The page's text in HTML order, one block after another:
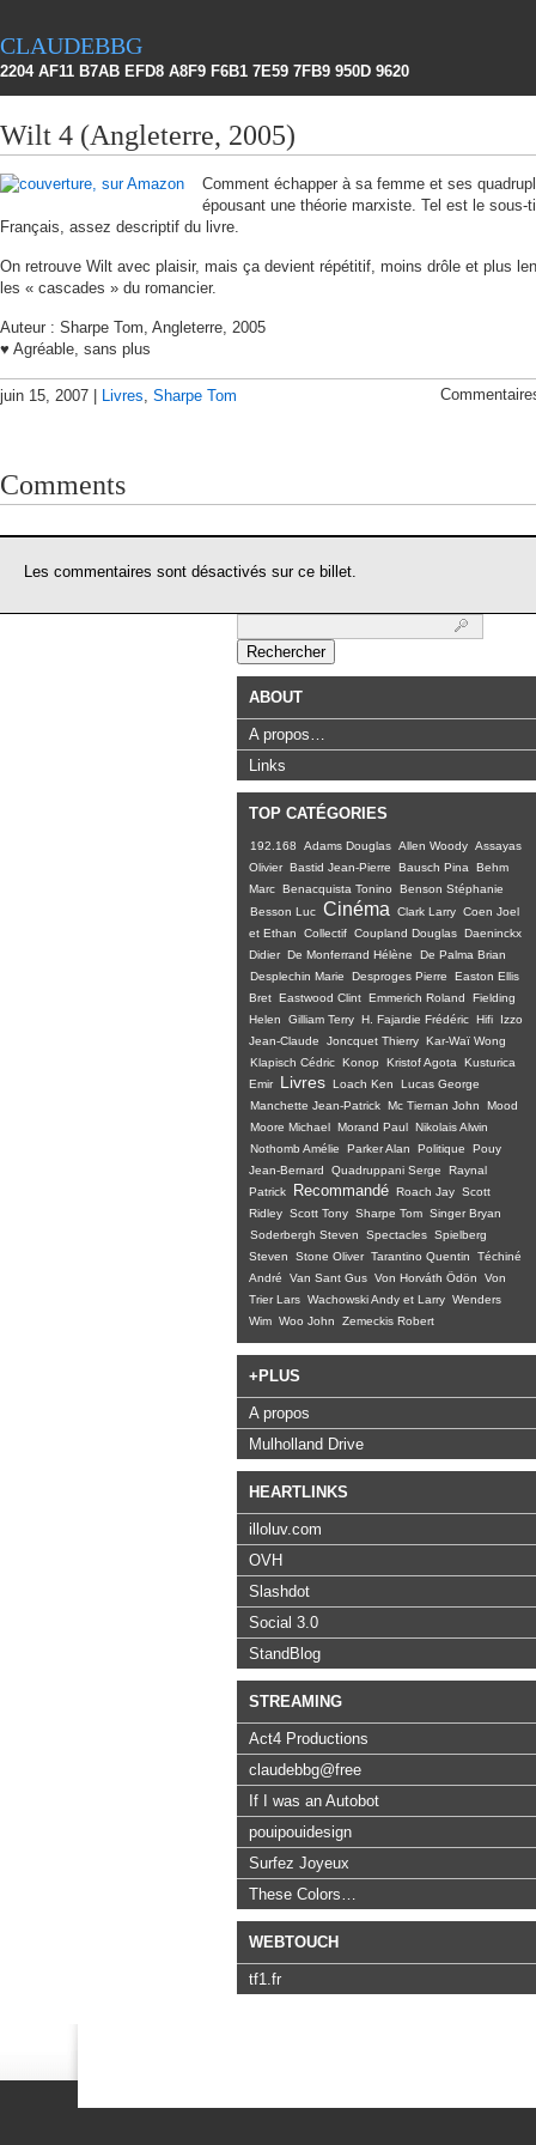
claudebbg
2204 AF11 B7AB EFD8 A8F9 F6B1 7E59 7FB9 950D 9620
Wilt 4 (Angleterre, 2005)
Comment échapper à sa femme et ses
épousant une théorie marxiste. Tel est le sous-
Français, assez descriptif du livre.
On retrouve Wilt avec plaisir, mais ça devient répétitif, moins drôle et plus
les « cascades » du romancier.
Auteur : Sharpe Tom, Angleterre, 2005
♥ Agréable, sans plus
juin 15, 2007 | Livres, Sharpe Tom
Comments
Les commentaires sont désactivés sur ce billet.
ABOUT
A propos…
Links
TOP CATÉGORIES
192.168 Adams Douglas Allen Woody Assayas
Olivier Bastid Jean-Pierre Bausch Pina
Behm
Marc Benacquista Tonino
Benson Stéphanie
Besson Luc Cinéma Clark Larry Coen Joel
et Ethan
Collectif Coupland Douglas Daeninckx
Didier De Monferrand Hélène
De Palma Brian
Desplechin Marie
Desproges Pierre
Easton Ellis
Bret Eastwood Clint Emmerich Roland
Fielding
Helen
Gilliam Terry H. Fajardie Frédéric Hifi
Izzo
Jean-Claude
Joncquet Thierry Kar-Waï Wong
Klapisch Cédric Konop Kristof Agota
Kusturica
Emir
Livres Loach Ken
Lucas George
Manchette Jean-Patrick Mc Tiernan John
Mood
Moore Michael Morand Paul Nikolais Alwin
Nothomb Amélie
Parker Alan Politique
Pouy
Jean-Bernard
Quadruppani Serge
Raynal
Patrick
Recommandé Roach Jay Scott
Ridley Scott Tony Sharpe Tom Singer Bryan
Soderbergh Steven
Spectacles Spielberg
Steven
Stone Oliver Tarantino Quentin
Téchiné
André
Van Sant Gus Von Horváth Ödön
Von
Trier Lars Wachowski Andy et Larry Wenders
Wim Woo John Zemeckis Robert
+PLUS
A propos
Mulholland Drive
HEARTLINKS
illoluv.com
OVH
Slashdot
Social 3.0
StandBlog
STREAMING
Act4 Productions
claudebbg@free
If I was an Autobot
pouipouidesign
Surfez Joyeux
These Colors…
WEBTOUCH
tf1.fr